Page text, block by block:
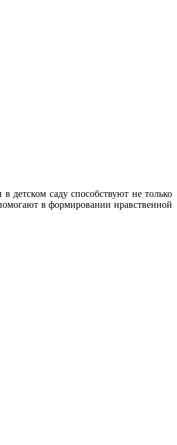
детском саду способствуют не только
в формировании нравственной